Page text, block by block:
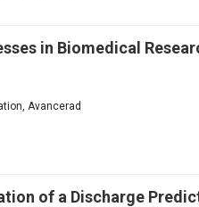
in Biomedical
Avancerad
of a Discharge